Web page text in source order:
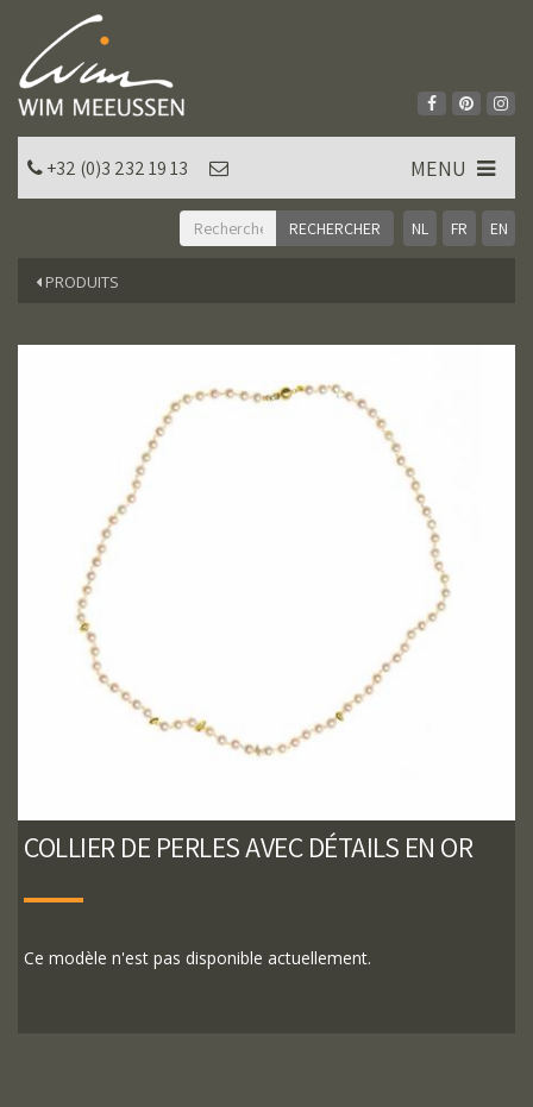
NL FR EN
+32 (0)3 232 19 13 MENU
PRODUITS
COLLIER DE PERLES AVEC DÉTAILS EN OR
Ce modèle n'est pas disponible actuellement.